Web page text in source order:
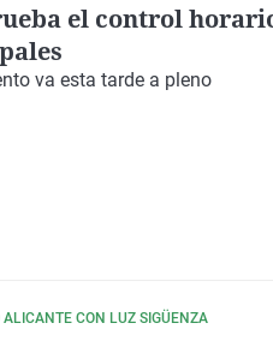
el control
va esta tarde a pleno
CON LUZ SIGÜENZA